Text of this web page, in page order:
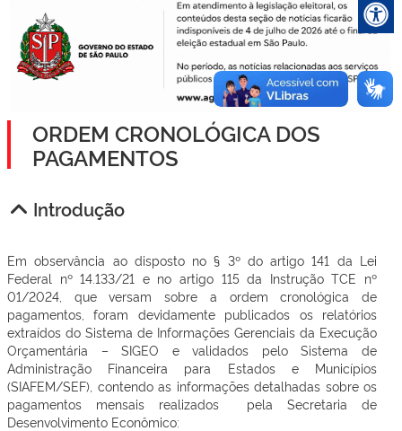
ORDEM CRONOLÓGICA DOS
PAGAMENTOS
Introdução
Em observância ao disposto no § 3º do artigo 141 da Lei
Federal nº 14.133/21 e no artigo 115 da Instrução TCE nº
01/2024, que versam sobre a ordem cronológica de
pagamentos, foram devidamente publicados os relatórios
extraídos do Sistema de Informações Gerenciais da Execução
Orçamentária – SIGEO e validados pelo Sistema de
Administração Financeira para Estados e Municípios
(SIAFEM/SEF), contendo as informações detalhadas sobre os
pagamentos mensais realizados pela Secretaria de
Desenvolvimento Econômico: